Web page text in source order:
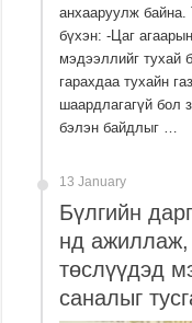
анхааруулж байна.
бүхэн: -Цаг
мэдээллийг тухай
гарахдаа тухайн
шаардлагагүй бол
бэлэн байдлыг …
13 January
Бүлгийн
нд ажиллаж,
төслүүдэд
саналыг